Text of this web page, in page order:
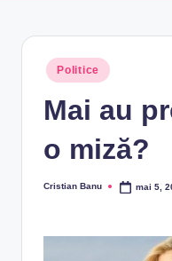
Posted
in
Politice
Mai au
o miză?
Posted
Cristian Banu mai 5,